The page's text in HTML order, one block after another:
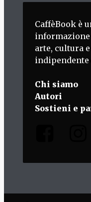
CaffèBook è
arte, cultura
indipendente
Chi siamo
Autori
Sostieni e